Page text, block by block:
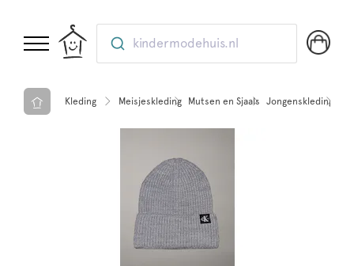
kindermodehuis.nl
Kleding Meisjeskleding Mutsen en Sjaals Jongenskleding